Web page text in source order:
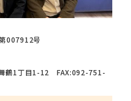
007912号
鶴1丁目1-12 FAX:092-751-